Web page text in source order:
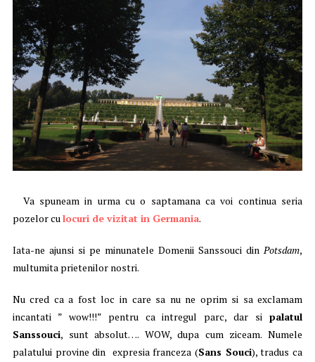
Va spuneam in urma cu o saptamana ca voi continua seria
pozelor culocuri de vizitat in Germania.
Iata-ne ajunsi si pe minunatele Domenii Sanssouci dinPotsdam,
multumita prietenilor nostri.
Nu cred ca a fost loc in care sa nu ne oprim si sa exclamam
incantati ” wow!!!” pentru ca intregul parc, dar sipalatul
Sanssouci, sunt absolut…. WOW, dupa cum ziceam. Numele
palatului provine din expresia franceza (Sans Souci), tradus ca